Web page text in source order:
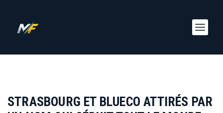
STRASBOURG ET BLUECO ATTIRÉS PAR